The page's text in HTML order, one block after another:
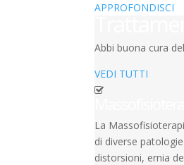
APPROFONDISCI
Abbi buona cura
VEDI TUTTI
La
di diverse
distorsioni, ernia